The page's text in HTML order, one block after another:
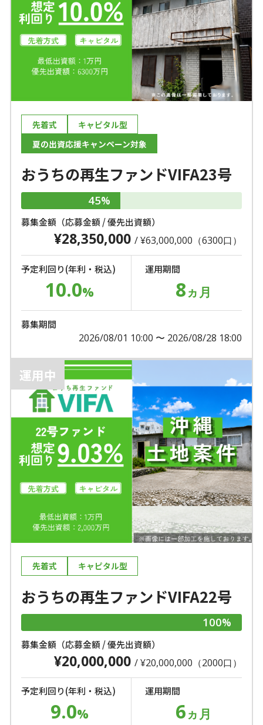
先着式
キャピタル型
夏の出資応援キャンペーン対象
おうちの再生ファンドVIFA23号
45%
募集金額（応募金額 / 優先出資額）
¥28,350,000 / ¥63,000,000（6300口）
予定利回り(年利・税込)
10.0%
運用期間
8ヵ月
募集期間
2026/08/01 10:00 〜 2026/08/28 18:00
運用中
先着式 キャピタル型
おうちの再生ファンドVIFA22号
100%
募集金額（応募金額 / 優先出資額）
¥20,000,000 / ¥20,000,000（2000口）
予定利回り(年利・税込)
9.0%
運用期間
6ヵ月